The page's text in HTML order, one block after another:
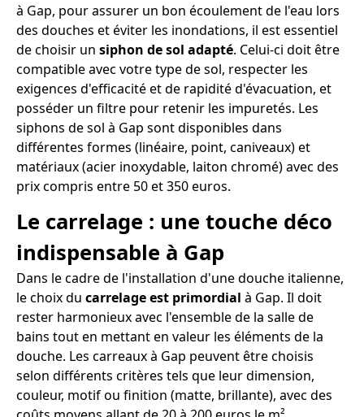
à Gap, pour assurer un bon écoulement de l'eau lors
des douches et éviter les inondations, il est essentiel
de choisir un siphon de sol adapté. Celui-ci doit être
compatible avec votre type de sol, respecter les
exigences d'efficacité et de rapidité d'évacuation, et
posséder un filtre pour retenir les impuretés. Les
siphons de sol à Gap sont disponibles dans
différentes formes (linéaire, point, caniveaux) et
matériaux (acier inoxydable, laiton chromé) avec des
prix compris entre 50 et 350 euros.
Le carrelage : une touche déco
indispensable à Gap
Dans le cadre de l'installation d'une douche italienne,
le choix du carrelage est primordial à Gap. Il doit
rester harmonieux avec l'ensemble de la salle de
bains tout en mettant en valeur les éléments de la
douche. Les carreaux à Gap peuvent être choisis
selon différents critères tels que leur dimension,
couleur, motif ou finition (matte, brillante), avec des